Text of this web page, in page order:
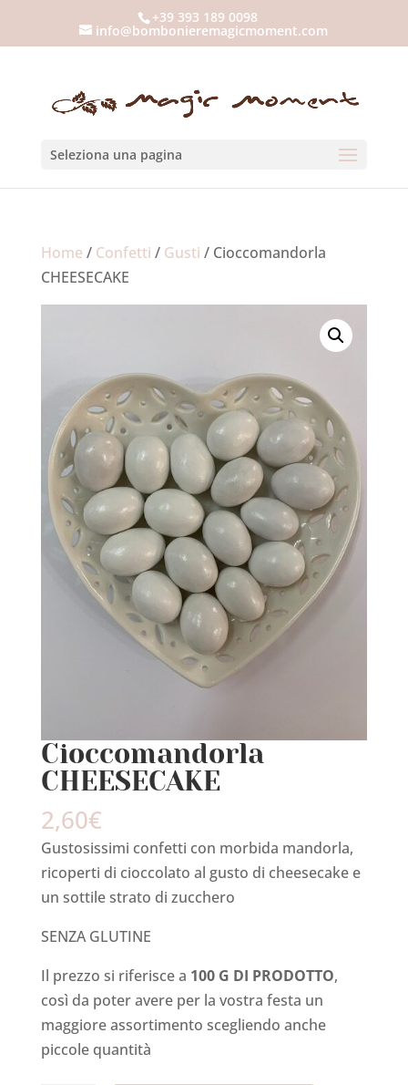
+39 393 189 0098
info@bombonieremagicmoment.com
Seleziona una pagina
Home / Confetti / Gusti / Cioccomandorla
CHEESECAKE
Cioccomandorla
CHEESECAKE
2,60€
Gustosissimi confetti con morbida mandorla,
ricoperti di cioccolato al gusto di cheesecake e
un sottile strato di zucchero
SENZA GLUTINE
Il prezzo si riferisce a 100 G DI PRODOTTO,
così da poter avere per la vostra festa un
maggiore assortimento scegliendo anche
piccole quantità